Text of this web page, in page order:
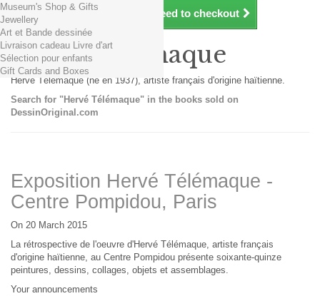
Continue shopping Proceed to checkout
Museum's Shop & Gifts
Jewellery
Art et Bande dessinée
Livraison cadeau Livre d'art
Sélection pour enfants
Gift Cards and Boxes
Hervé Télémaque
Hervé Télémaque (né en 1937), artiste français d'origine haïtienne.
Search for "Hervé Télémaque" in the books sold on
DessinOriginal.com
Exposition Hervé Télémaque -
Centre Pompidou, Paris
On 20 March 2015
La rétrospective de l'oeuvre d'Hervé Télémaque, artiste français
d'origine haïtienne, au Centre Pompidou présente soixante-quinze
peintures, dessins, collages, objets et assemblages.
Your announcements